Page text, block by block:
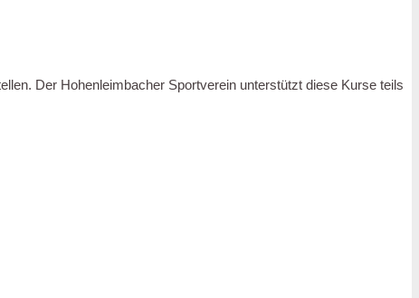
Der Hohenleimbacher Sportverein unterstützt diese Kurse teils